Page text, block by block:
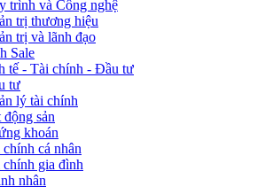
trình và Công nghệ
trị thương hiệu
trị và lãnh đạo
Sale
tế - Tài chính - Đầu tư
tư
lý tài chính
động sản
khoán
cá nhân
chính gia đình
nhân